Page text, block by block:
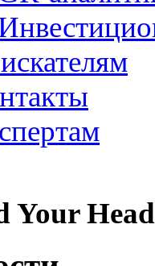
Your Head